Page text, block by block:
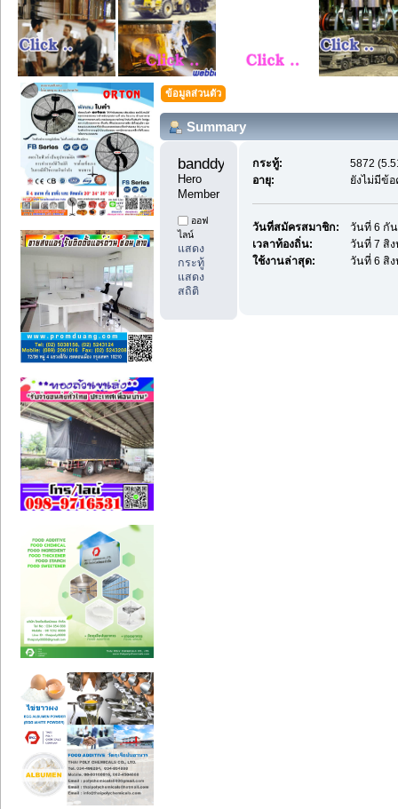
ข้อมูลส่วนตัว
Summary
banddyes1
Hero
Member
ออฟ
ไลน์
แสดง
กระทู้
แสดง
สถิติ
กระทู้:
5872
อายุ:
ยังไม่มีข้
วันที่สมัครสมาชิก:
วันที่ 6 กัน
เวลาท้องถิ่น:
วันที่ 7 สิง
ใช้งานล่าสุด:
วันที่ 6 สิง